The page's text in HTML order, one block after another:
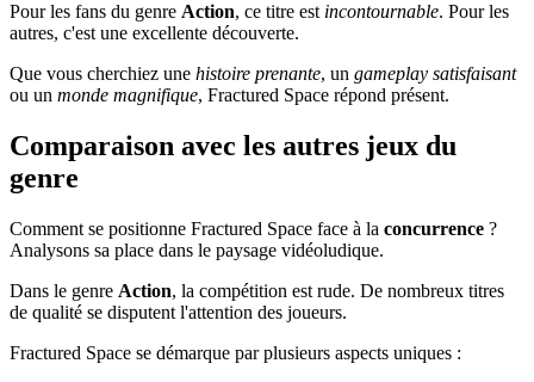
Pour les fans du genre Action, ce titre est incontournable. Pour les
autres, c'est une excellente découverte.
Que vous cherchiez une histoire prenante, un gameplay satisfaisant
ou un monde magnifique, Fractured Space répond présent.
Comparaison avec les autres jeux du
genre
Comment se positionne Fractured Space face à la concurrence ?
Analysons sa place dans le paysage vidéoludique.
Dans le genre Action, la compétition est rude. De nombreux titres
de qualité se disputent l'attention des joueurs.
Fractured Space se démarque par plusieurs aspects uniques :